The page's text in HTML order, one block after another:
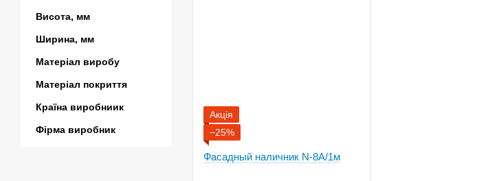
Акція
−25%
Фасадный наличник N-8A/1м
Висота, мм
Ширина, мм
Матеріал виробу
Матеріал покриття
Країна виробниик
Фірма виробник